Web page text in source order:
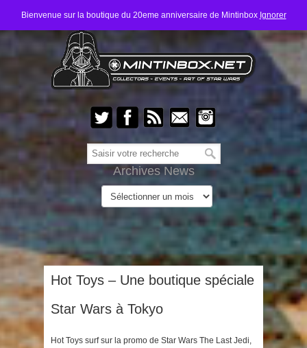
Bienvenue sur la boutique du 20eme anniversaire de Mintinbox Ignorer
Archives News
Hot Toys – Une boutique spéciale
Star Wars à Tokyo
Hot Toys surf sur la promo de Star Wars The Last Jedi,